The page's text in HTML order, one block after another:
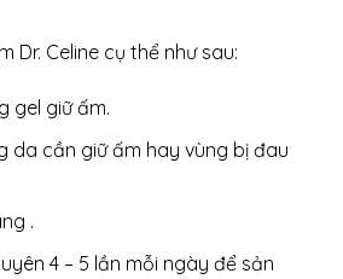
Dr. Celine cụ thể như sau:
gel giữ ấm.
da cần giữ ấm hay vùng bị đau
.
4 – 5 lần mỗi ngày để sản